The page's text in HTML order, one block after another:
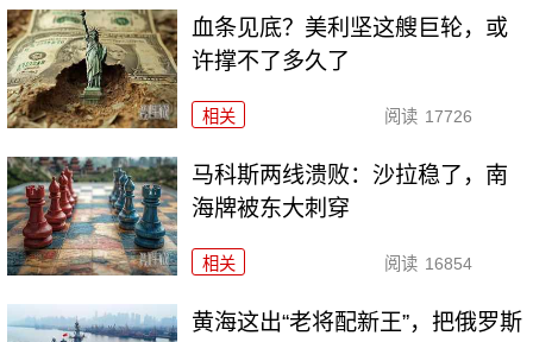
血条见底？美利坚这艘巨轮，或
许撑不了多久了
相关 阅读 17726
马科斯两线溃败：沙拉稳了，南
海牌被东大刺穿
相关 阅读 16854
黄海这出“老将配新王”，把俄罗斯